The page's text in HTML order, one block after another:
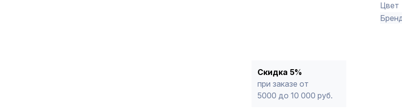
Цвет
Скидка 5%
при заказе от
5000 до 10 000 руб.